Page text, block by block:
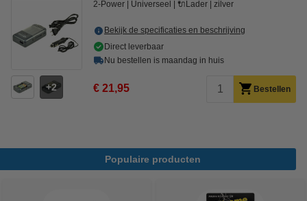
2
2-Power Universeel 🔌Lader zilver
Bekijk de specificaties en beschrijving
Direct leverbaar
Nu bestellen is maandag in huis
€ 21,95 Bestellen
Populaire producten